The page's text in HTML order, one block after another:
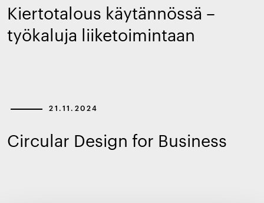
Kiertotalous käytännössä –
työkaluja liiketoimintaan
21.11.2024
Circular Design for Business